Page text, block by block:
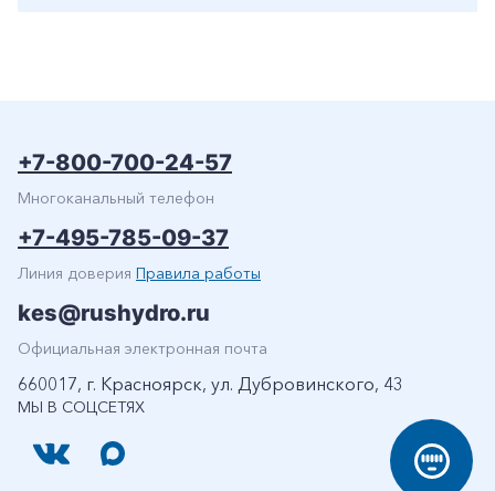
МЫ В СОЦСЕТЯХ
+7-800-700-24-57
Многоканальный телефон
+7-495-785-09-37
Линия доверия Правила работы
kes@rushydro.ru
Официальная электронная почта
660017, г. Красноярск, ул. Дубровинского, 43